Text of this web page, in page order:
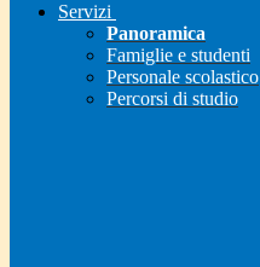
Servizi
Panoramica
Famiglie e studenti
Personale scolastico
Percorsi di studio